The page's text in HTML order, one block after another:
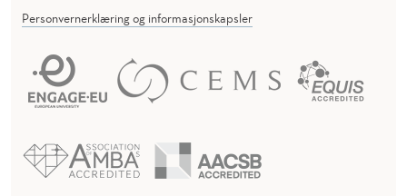
Personvernerklæring og informasjonskapsler